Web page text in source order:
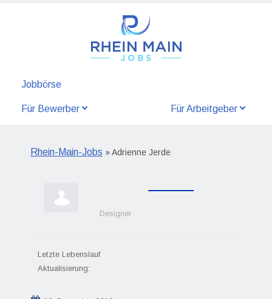
Jobbörse
Für Bewerber Für Arbeitgeber
Rhein-Main-Jobs » Adrienne Jerde
Designer
Letzte Lebenslauf
Aktualisierung: